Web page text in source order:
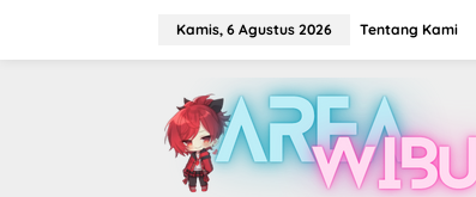
Kamis, 6 Agustus 2026 Tentang Kami